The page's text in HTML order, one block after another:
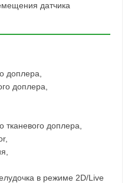
датчика
доплера,
доплера,
доплера,
в режиме 2D/Live